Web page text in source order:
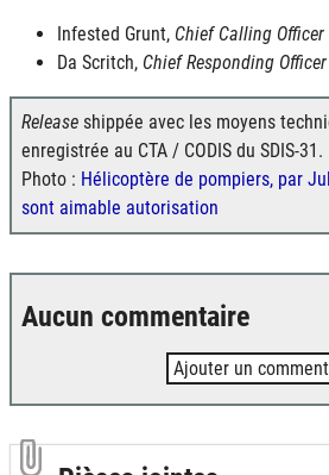
Infested Grunt, Chief Calling Officer
Da Scritch, Chief Responding Officer
Release shippée avec les moyens
enregistrée au CTA / CODIS du SDIS-31 .
Photo : Hélicoptère de pompiers, par
sont aimable autorisation
Aucun commentaire
Ajouter un